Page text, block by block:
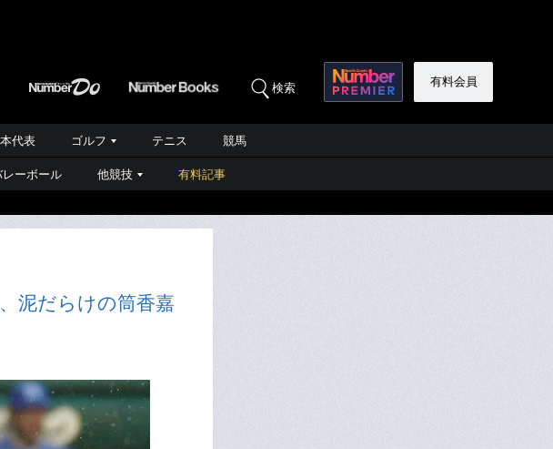
検索 有料会員
代表 ゴルフ テニス 競馬
レーボール 他競技 有料記事
泥だらけの筒香嘉